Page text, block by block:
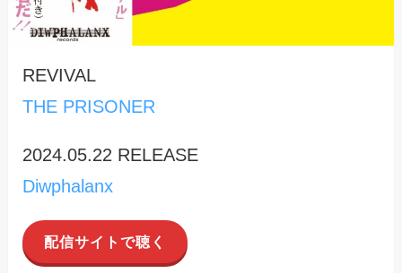
REVIVAL
THE PRISONER
2024.05.22 RELEASE
Diwphalanx
配信サイトで聴く